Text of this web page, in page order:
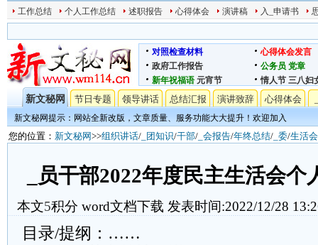
工作总结 个人工作总结 述职报告 心得体会 演讲稿 入_申请书
对照检查材料
心得体会发言
政府工作报告
公务员 党章
新年祝福语 元宵节 情人节 三八妇
新文秘网 节日专题 领导讲话 总结汇报 演讲致辞 心得体会
新文秘网提示：网站全新改版，文章质量、服务功能大大提升！欢迎加入
您的位置： 新文秘网>>组织讲话/ _团知识/干部/ _会报告/年终总结/ _委/生活会
_员干部2022年度民主生活会
本文5积分 word文档下载 发表时间:2022/12/28
目录/提纲：……